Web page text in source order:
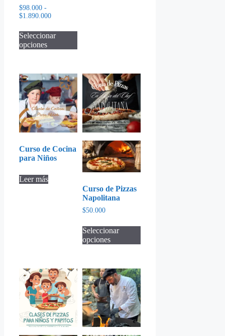
$98.000 -
$1.890.000Rango
precios:
desde
Seleccionar
opciones
Las
opciones
se
pueden
elegir
en
la
de
producto
Curso de Cocina
para Niños
Leer más
Curso de Pizzas
Napolitana
$50.000
Seleccionar
opciones
Las
opciones
se
pueden
elegir
en
la